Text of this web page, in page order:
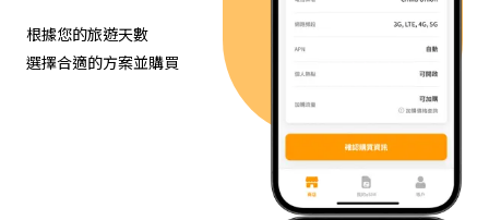
根據您的旅遊天數
選擇合適的方案並購買